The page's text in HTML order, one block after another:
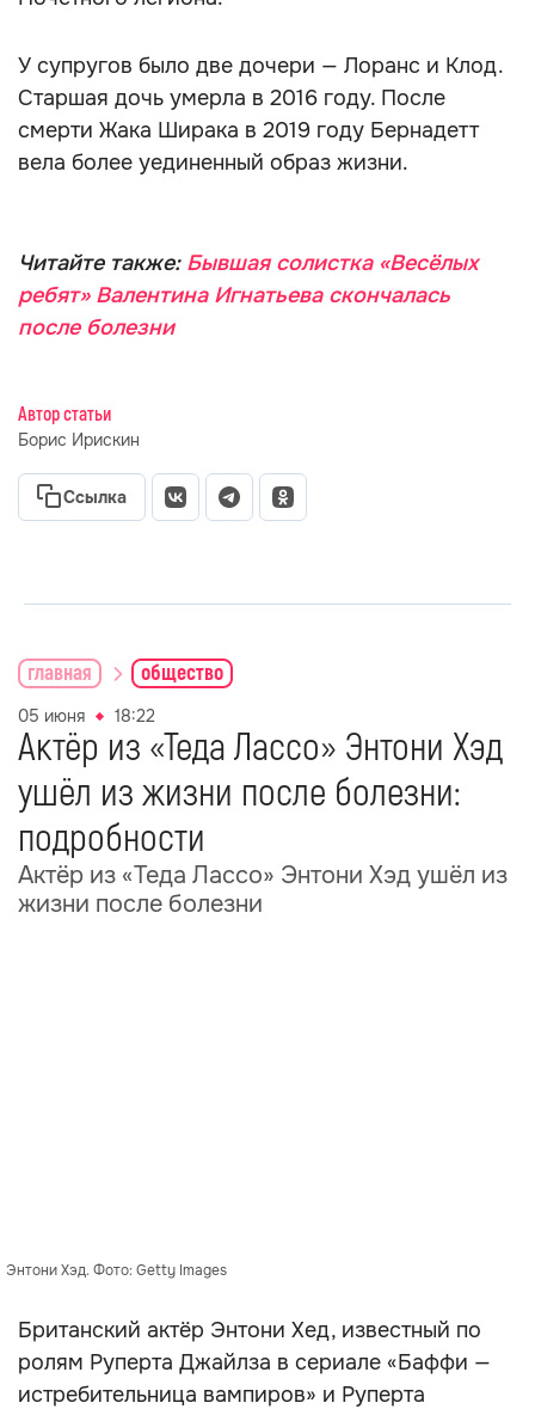
У супругов было две дочери — Лоранс и Клод.
Старшая дочь умерла в 2016 году. После
смерти Жака Ширака в 2019 году Бернадетт
вела более уединенный образ жизни.
Читайте также: Бывшая солистка «Весёлых
ребят» Валентина Игнатьева скончалась
после болезни
Автор статьи
Борис Ирискин
Ссылка
главная общество
05 июня 18:22
Актёр из «Теда Лассо» Энтони Хэд
ушёл из жизни после болезни:
подробности
Актёр из «Теда Лассо» Энтони Хэд ушёл из
жизни после болезни
Энтони Хэд. Фото: Getty Images
Британский актёр Энтони Хед, известный по
ролям Руперта Джайлза в сериале «Баффи —
истребительница вампиров» и Руперта